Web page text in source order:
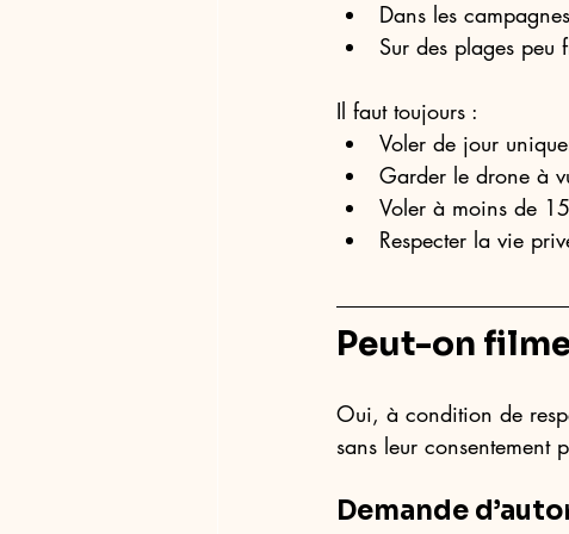
Dans les
Sur des plages peu
Il faut toujours :
Voler de jour
Garder le drone à
Voler à moins de
Respecter la vie
Peut-on
Oui, à condition de
sans leur consentement
Demande